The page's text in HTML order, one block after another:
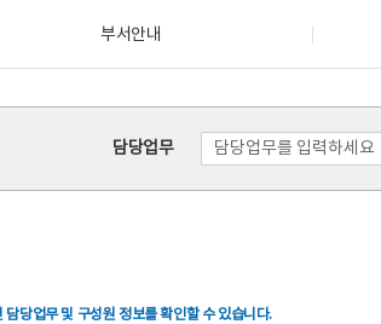
부서안내
담당업무
당업무 및 구성원 정보를 확인할 수 있습니다.